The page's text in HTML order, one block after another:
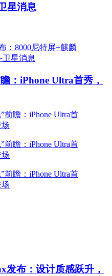
星消息
：iPhone Ultra首秀，
布：设计质感跃升，